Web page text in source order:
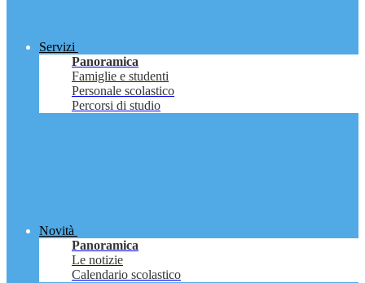
Servizi
Panoramica
Famiglie e studenti
Personale scolastico
Percorsi di studio
Novità
Panoramica
Le notizie
Calendario scolastico